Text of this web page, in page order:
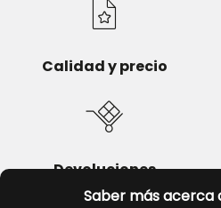
Saber más acerca
Calidad y precio
Devoluciones